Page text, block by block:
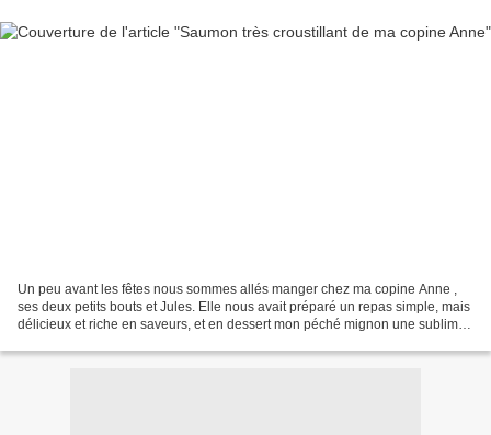
Un peu avant les fêtes nous sommes allés manger chez ma copine Anne ,
ses deux petits bouts et Jules. Elle nous avait préparé un repas simple, mais
délicieux et riche en saveurs, et en dessert mon péché mignon une sublime